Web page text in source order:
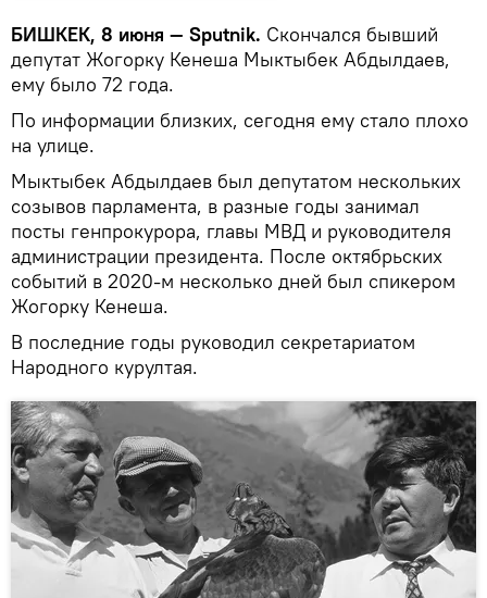
БИШКЕК, 8 июня — Sputnik. Скончался бывший
депутат Жогорку Кенеша Мыктыбек Абдылдаев,
ему было 72 года.
По информации близких, сегодня ему стало плохо
на улице.
Мыктыбек Абдылдаев был депутатом нескольких
созывов парламента, в разные годы занимал
посты генпрокурора, главы МВД и руководителя
администрации президента. После октябрьских
событий в 2020-м несколько дней был спикером
Жогорку Кенеша.
В последние годы руководил секретариатом
Народного курултая.